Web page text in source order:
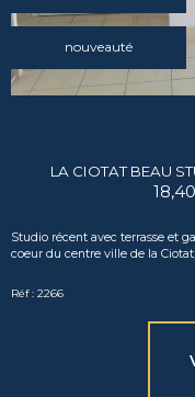
nouveauté
LA CIOTAT BEAU
Studio récent avec terrasse et
coeur du centre ville de la
Réf : 2266